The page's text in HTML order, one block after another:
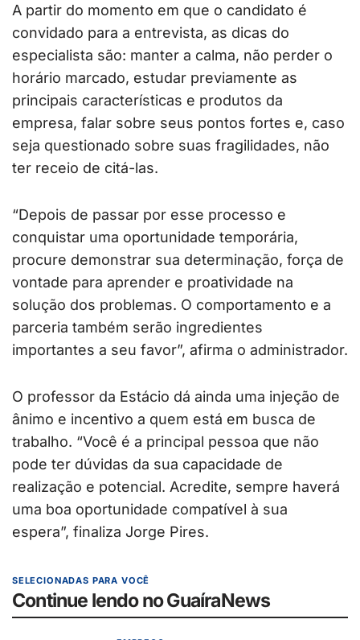
A partir do momento em que o candidato é
convidado para a entrevista, as dicas do
especialista são: manter a calma, não perder o
horário marcado, estudar previamente as
principais características e produtos da
empresa, falar sobre seus pontos fortes e, caso
seja questionado sobre suas fragilidades, não
ter receio de citá-las.
“Depois de passar por esse processo e
conquistar uma oportunidade temporária,
procure demonstrar sua determinação, força de
vontade para aprender e proatividade na
solução dos problemas. O comportamento e a
parceria também serão ingredientes
importantes a seu favor”, afirma o administrador.
O professor da Estácio dá ainda uma injeção de
ânimo e incentivo a quem está em busca de
trabalho. “Você é a principal pessoa que não
pode ter dúvidas da sua capacidade de
realização e potencial. Acredite, sempre haverá
uma boa oportunidade compatível à sua
espera”, finaliza Jorge Pires.
SELECIONADAS PARA VOCÊ
Continue lendo no GuaíraNews